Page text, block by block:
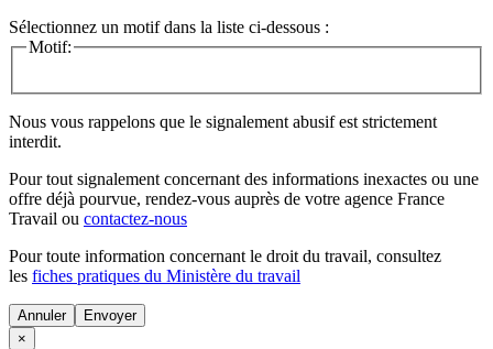
Sélectionnez un motif dans la liste ci-dessous :
Motif:
Nous vous rappelons que le signalement abusif est strictement
interdit.
Pour tout signalement concernant des informations inexactes ou une
offre déjà pourvue, rendez-vous auprès de votre agence France
Travail ou contactez-nous
Pour toute information concernant le droit du travail, consultez
les fiches pratiques du Ministère du travail
Annuler
×